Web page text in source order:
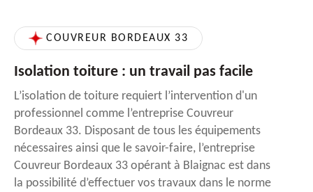
COUVREUR BORDEAUX 33
Isolation toiture : un travail pas facile
L’isolation de toiture requiert l’intervention d'un
professionnel comme l’entreprise Couvreur
Bordeaux 33. Disposant de tous les équipements
nécessaires ainsi que le savoir-faire, l’entreprise
Couvreur Bordeaux 33 opérant à Blaignac est dans
la possibilité d’effectuer vos travaux dans le norme